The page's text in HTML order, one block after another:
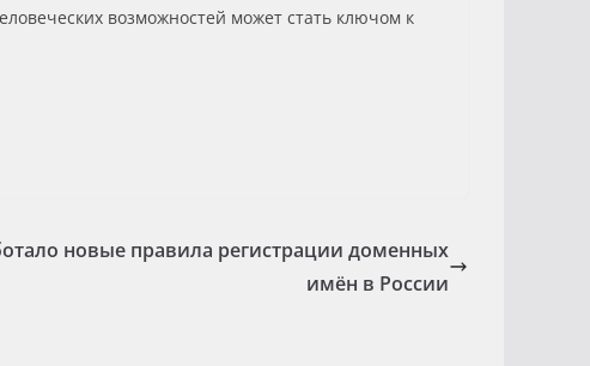
возможностей может стать ключом к
новые правила регистрации доменных
имён в России